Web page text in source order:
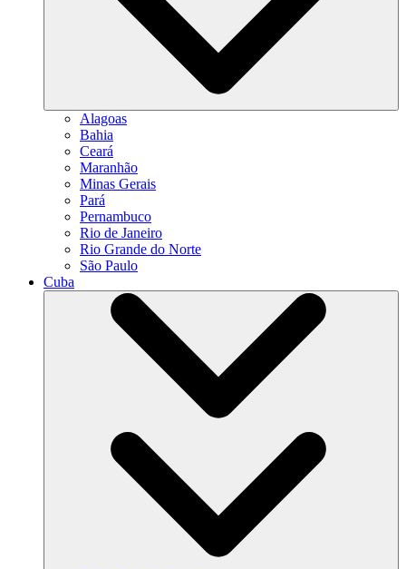
Alagoas
Bahia
Ceará
Maranhão
Minas Gerais
Pará
Pernambuco
Rio de Janeiro
Rio Grande do Norte
São Paulo
Cuba